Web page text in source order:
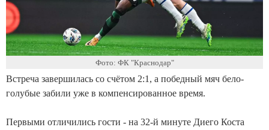
Фото: ФК "Краснодар"
Встреча завершилась со счётом 2:1, а победный мяч бело-
голубые забили уже в компенсированное время.
Первыми отличились гости - на 32-й минуте Диего Коста